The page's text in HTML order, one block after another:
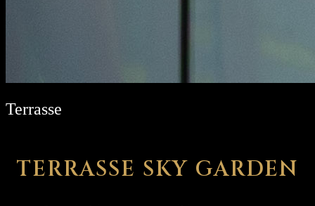
Terrasse
TERRASSE SKY GARDEN